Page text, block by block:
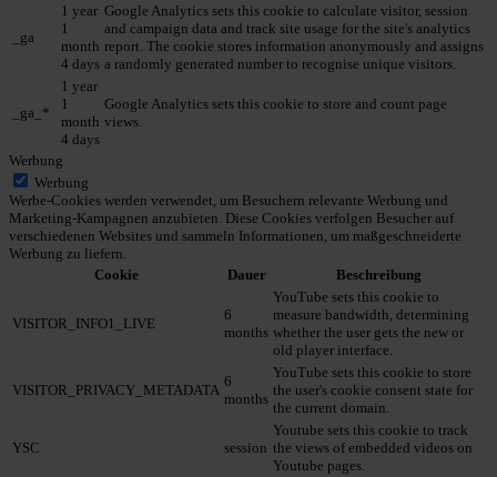
_ga
1 year
1
month
4 days
Google Analytics sets this cookie to calculate visitor, session
and campaign data and track site usage for the site's analytics
report. The cookie stores information anonymously and assigns
a randomly generated number to recognise unique visitors.
_ga_*
1 year
1
month
4 days
Google Analytics sets this cookie to store and count page
views.
Werbung
Werbung
Werbe-Cookies werden verwendet, um Besuchern relevante Werbung und
Marketing-Kampagnen anzubieten. Diese Cookies verfolgen Besucher auf
verschiedenen Websites und sammeln Informationen, um maßgeschneiderte
Werbung zu liefern.
Cookie
Dauer Beschreibung
VISITOR_INFO1_LIVE
6
months
YouTube sets this cookie to
measure bandwidth, determining
whether the user gets the new or
old player interface.
VISITOR_PRIVACY_METADATA
6
months
YouTube sets this cookie to store
the user's cookie consent state for
the current domain.
YSC session
Youtube sets this cookie to track
the views of embedded videos on
Youtube pages.